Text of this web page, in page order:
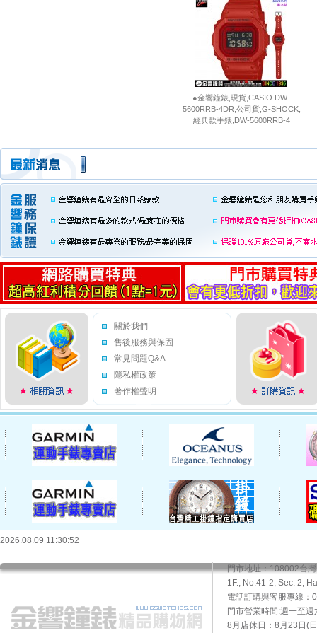
●金響鐘錶,現貨,CASIO DW-
5600RRB-4DR,公司貨,G-SHOCK,
經典款手錶,DW-5600RRB-4
關於我們
售後服務與保固
常見問題Q&A
隱私權政策
著作權聲明
2026.08.09 11:30:52
門市地址：108002台
1F., No.41-2, Sec. 2,
電話訂購與客服專線
門市營業時間:週一至
8月店休日：8月23日(